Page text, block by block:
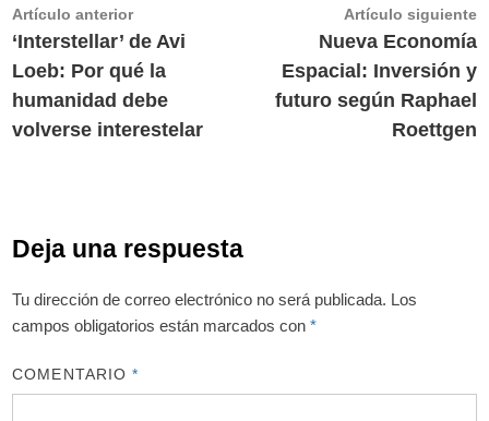
Navegación
de
entradas
Artículo anteriorArtículo
anterior:
‘Interstellar’ de Avi
Loeb: Por qué la
humanidad debe
volverse interestelar
Artículo siguiente
Nueva Economía
Espacial: Inversión y
futuro según Raphael
Roettgen
Deja una respuesta
Tu dirección de correo electrónico no será publicada. Los
campos obligatorios están marcados con*
COMENTARIO*